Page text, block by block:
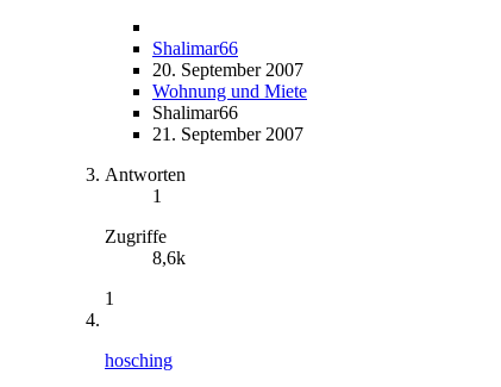
Shalimar66
20. September 2007
Wohnung und Miete
Shalimar66
21. September 2007
Antworten
1
Zugriffe
8,6k
1
hosching